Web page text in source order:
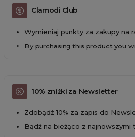
Clamodi Club
Wymieniaj punkty za zakupy na
By purchasing this product you
10% zniżki za Newsletter
Zdobądź 10% za zapis do
Bądź na bieżąco z najnowszymi